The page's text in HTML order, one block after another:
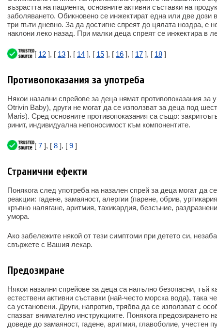
възрастта на пациента, основните активни съставки на
заболяването. Обикновено се инжектират една или две дози
три пъти дневно. За да достигне спреят до цялата ноздра, е
наклони леко назад. При малки деца спреят се инжектира в
[ 12 ], [ 13 ], [ 14 ], [ 15 ], [ 16 ], [ 17 ], [ 18 ]
Противопоказания за употреба
Някои назални спрейове за деца нямат противопоказания за
Otrivin Baby), други не могат да се използват за деца под
Maris). Сред основните противопоказания са също:
ринит, индивидуална непоносимост към компонентите.
[ 7 ], [ 8 ], [ 9 ]
Странични ефекти
Понякога след употреба на назален спрей за деца могат да
реакции: гадене, замаяност, алергии (парене, обрив,
кръвно налягане, аритмия, тахикардия, безсъние,
умора.
Ако забележите някой от тези симптоми при детето си,
свържете с Вашия лекар.
Предозиране
Някои назални спрейове за деца са напълно безопасни, тъй
естествени активни съставки (най-често морска вода), така
са установени. Други, напротив, трябва да се използват с
спазват внимателно инструкциите. Понякога предозирането
доведе до замаяност, гадене, аритмия, главоболие, учестен